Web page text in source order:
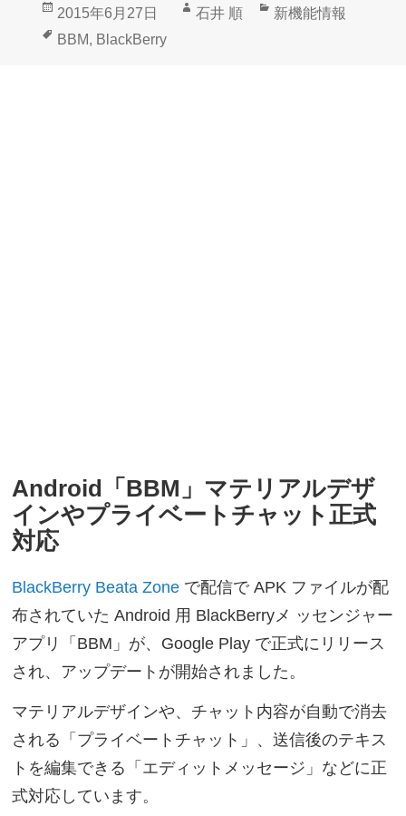
投
稿
2015年6月27日
作
石井 順
カ
新機能情報
タ
BBM, BlackBerry
Android「BBM」マテリアルデザ
インやプライベートチャット正式
対応
BlackBerry Beata Zone で配信で APK ファイルが配
布されていた Android 用 BlackBerryメ ッセンジャー
アプリ「BBM」が、Google Play で正式にリリース
され、アップデートが開始されました。
マテリアルデザインや、チャット内容が自動で消去
される「プライベートチャット」、送信後のテキス
トを編集できる「エディットメッセージ」などに正
式対応しています。